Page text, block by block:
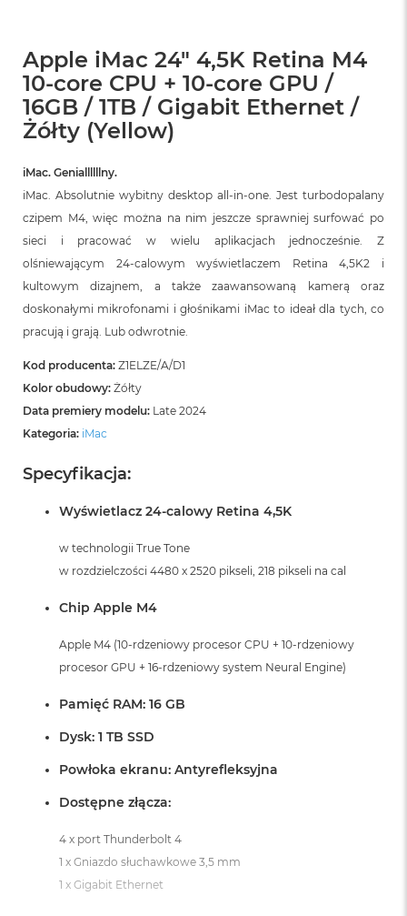
Apple iMac 24" 4,5K Retina M4
10-core CPU + 10-core GPU /
16GB / 1TB / Gigabit Ethernet /
Żółty (Yellow)
iMac. Geniallllllny.
iMac. Absolutnie wybitny desktop all‑in‑one. Jest turbodopalany
czipem M4, więc można na nim jeszcze sprawniej surfować po
sieci i pracować w wielu aplikacjach jednocześnie. Z
olśniewającym 24‑calowym wyświetlaczem Retina 4,5K2 i
kultowym dizajnem, a także zaawansowaną kamerą oraz
doskonałymi mikrofonami i głośnikami iMac to ideał dla tych, co
pracują i grają. Lub odwrotnie.
Kod producenta: Z1ELZE/A/D1
Kolor obudowy: Żółty
Data premiery modelu: Late 2024
Kategoria: iMac
Specyfikacja:
Wyświetlacz 24-calowy Retina 4,5K
w technologii True Tone
w rozdzielczości 4480 x 2520 pikseli, 218 pikseli na cal
Chip Apple M4
Apple M4 (10-rdzeniowy procesor CPU + 10-rdzeniowy
procesor GPU + 16-rdzeniowy system Neural Engine)
Pamięć RAM: 16 GB
Dysk: 1 TB SSD
Powłoka ekranu: Antyrefleksyjna
Dostępne złącza:
4 x port Thunderbolt 4
1 x Gniazdo słuchawkowe 3,5 mm
1 x Gigabit Ethernet